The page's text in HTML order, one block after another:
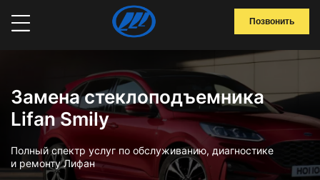
Позвонить
Замена стеклоподъемника
Lifan Smily
Полный спектр услуг по обслуживанию, диагностике
и ремонту Лифан